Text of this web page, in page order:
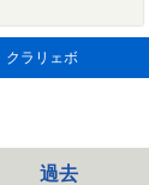
クラリェボ
過去